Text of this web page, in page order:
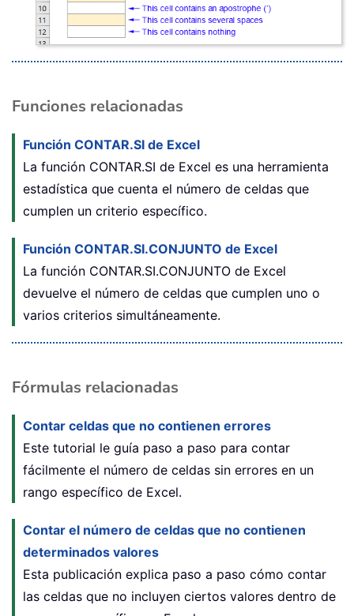
Funciones relacionadas
Función CONTAR.SI de Excel
La función CONTAR.SI de Excel es una herramienta
estadística que cuenta el número de celdas que
cumplen un criterio específico.
Función CONTAR.SI.CONJUNTO de Excel
La función CONTAR.SI.CONJUNTO de Excel
devuelve el número de celdas que cumplen uno o
varios criterios simultáneamente.
Fórmulas relacionadas
Contar celdas que no contienen errores
Este tutorial le guía paso a paso para contar
fácilmente el número de celdas sin errores en un
rango específico de Excel.
Contar el número de celdas que no contienen
determinados valores
Esta publicación explica paso a paso cómo contar
las celdas que no incluyen ciertos valores dentro de